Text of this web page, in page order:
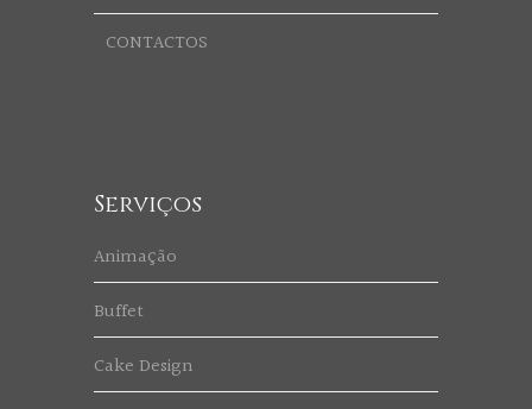
CONTACTOS
Serviços
Animação
Buffet
Cake Design